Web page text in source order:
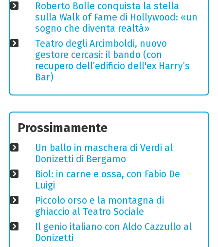
Roberto Bolle conquista la stella
sulla Walk of Fame di Hollywood: «un
sogno che diventa realtà»
Teatro degli Arcimboldi, nuovo
gestore cercasi: il bando (con
recupero dell’edificio dell'ex Harry’s
Bar)
Prossimamente
Un ballo in maschera di Verdi al
Donizetti di Bergamo
Biol: in carne e ossa, con Fabio De
Luigi
Piccolo orso e la montagna di
ghiaccio al Teatro Sociale
Il genio italiano con Aldo Cazzullo al
Donizetti